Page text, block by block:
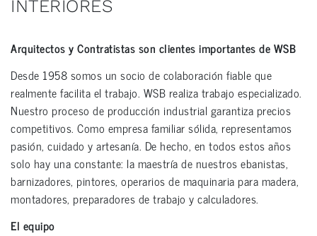
INTERIORES
Arquitectos y Contratistas son clientes importantes de WSB
Desde 1958 somos un socio de colaboración fiable que
realmente facilita el trabajo. WSB realiza trabajo especializado.
Nuestro proceso de producción industrial garantiza precios
competitivos. Como empresa familiar sólida, representamos
pasión, cuidado y artesanía. De hecho, en todos estos años
solo hay una constante: la maestría de nuestros ebanistas,
barnizadores, pintores, operarios de maquinaria para madera,
montadores, preparadores de trabajo y calculadores.
El equipo